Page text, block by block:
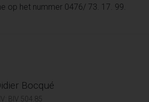
op het nummer 0476/ 73. 17. 99.
Bocqué
BIV 504.85